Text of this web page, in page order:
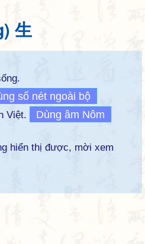
生
số nét ngoài bộ
Việt.
Dùng âm Nôm
hiển thị được, mời xem